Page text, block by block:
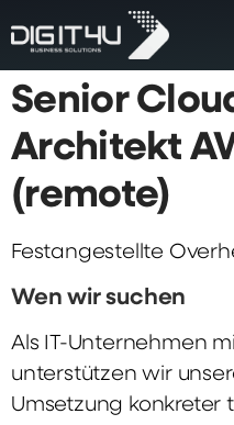
Senior
Architekt
(remote)
Festangestellte
Wen wir suchen
Als IT-Unternehmen
unterstützen wir
Umsetzung konkreter